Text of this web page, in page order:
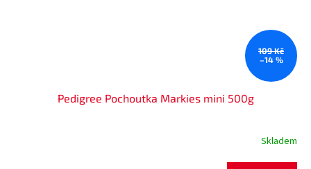
109 Kč
–14 %
Pedigree Pochoutka Markies mini 500g
Skladem